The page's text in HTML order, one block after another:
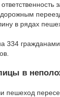
в рядах
334
в
пешеход